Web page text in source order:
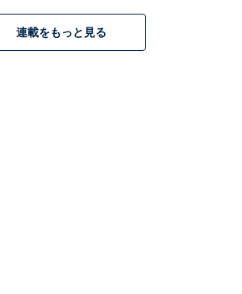
連載をもっと見る